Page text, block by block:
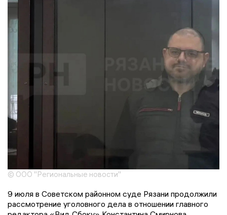
© ООО "Региональные новости"
9 июля в Советском районном суде Рязани продолжили
рассмотрение уголовного дела в отношении главного